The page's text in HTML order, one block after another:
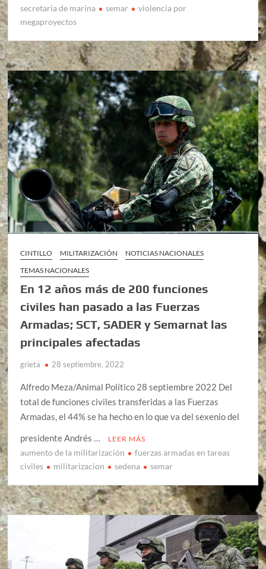
secretaria de marina
semar
violencia por
megaproyectos
CINTILLO MILITARIZACIÓN
NOTICIAS NACIONALES
TEMAS NACIONALES
En 12 años más de 200 funciones
civiles han pasado a las Fuerzas
Armadas; SCT, SADER y Semarnat las
principales afectadas
grieta 28 septiembre, 2022
Alfredo Meza/Animal Político 28 septiembre 2022 Del
total de funciones civiles transferidas a las Fuerzas
Armadas, el 44% se ha hecho en lo que va del sexenio del
presidente Andrés …
LEER MÁS
aumento de la militarización
fuerzas armadas en tareas
civiles
militarizacion sedena semar